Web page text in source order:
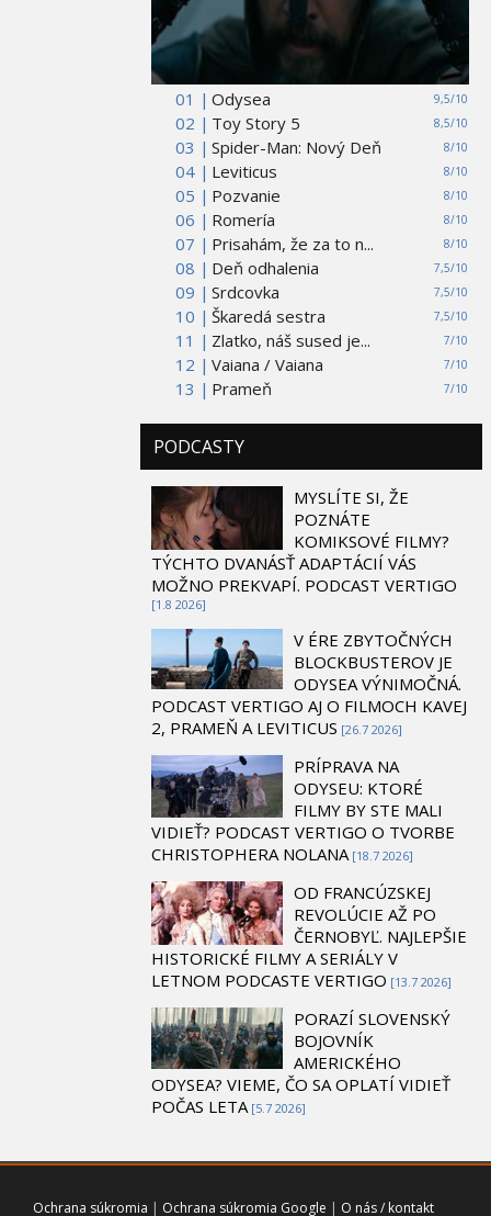
01 | 9,5/10
Odysea
02 |
8,5/10
Toy Story 5
03 |
8/10
Spider-Man: Nový Deň
04 |
8/10
Leviticus
05 |
8/10
Pozvanie
06 |
8/10
Romería
07 |
8/10
Prisahám, že za to n...
08 |
7,5/10
Deň odhalenia
09 |
7,5/10
Srdcovka
10 |
7,5/10
Škaredá sestra
11 |
7/10
Zlatko, náš sused je...
12 |
7/10
Vaiana / Vaiana
13 |
7/10
Prameň
PODCASTY
MYSLÍTE SI, ŽE
POZNÁTE
KOMIKSOVÉ FILMY?
TÝCHTO DVANÁSŤ ADAPTÁCIÍ VÁS
MOŽNO PREKVAPÍ. PODCAST VERTIGO
[1.8 2026]
V ÉRE ZBYTOČNÝCH
BLOCKBUSTEROV JE
ODYSEA VÝNIMOČNÁ.
PODCAST VERTIGO AJ O FILMOCH KAVEJ
2, PRAMEŇ A LEVITICUS [26.7 2026]
PRÍPRAVA NA
ODYSEU: KTORÉ
FILMY BY STE MALI
VIDIEŤ? PODCAST VERTIGO O TVORBE
CHRISTOPHERA NOLANA [18.7 2026]
OD FRANCÚZSKEJ
REVOLÚCIE AŽ PO
ČERNOBYĽ. NAJLEPŠIE
HISTORICKÉ FILMY A SERIÁLY V
LETNOM PODCASTE VERTIGO [13.7 2026]
PORAZÍ SLOVENSKÝ
BOJOVNÍK
AMERICKÉHO
ODYSEA? VIEME, ČO SA OPLATÍ VIDIEŤ
POČAS LETA [5.7 2026]
Ochrana súkromia | Ochrana súkromia Google | O nás / kontakt